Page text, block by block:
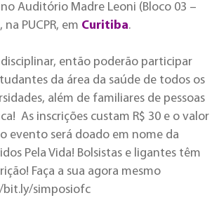
Auditório Madre Leoni (Bloco 03 –
PUCPR, em Curitiba.
então poderão participar
da área da saúde de todos os
além de familiares de pessoas
As inscrições custam R$ 30 e o valor
evento será doado em nome da
Pela Vida! Bolsistas e ligantes têm
Faça a sua agora mesmo
bit.ly/simposiofc